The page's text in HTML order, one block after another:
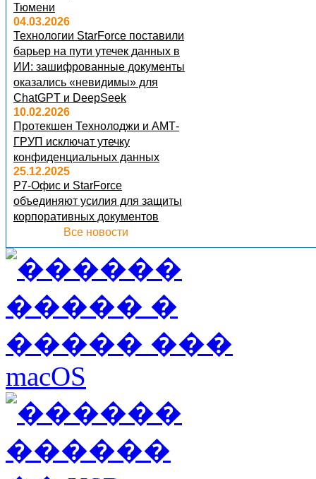
Тюмени
04.03.2026
Технологии StarForce поставили
барьер на пути утечек данных в
ИИ: зашифрованные документы
оказались «невидимы» для
ChatGPT и DeepSeek
10.02.2026
Протекшен Технолоджи и АМТ-
ГРУП исключат утечку
конфиденциальных данных
25.12.2025
Р7-Офис и StarForce
объединяют усилия для защиты
корпоративных документов
Все новости